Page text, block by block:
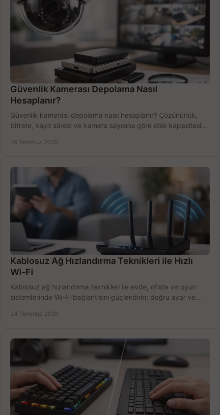
Güvenlik Kamerası Depolama Nasıl
Hesaplanır?
Güvenlik kamerası depolama nasıl hesaplanır? Çözünürlük,
bitrate, kayıt süresi ve kamera sayısına göre disk kapasitesini
26 Temmuz 2026
Kablosuz Ağ Hızlandırma Teknikleri ile Hızlı
Wi-Fi
Kablosuz ağ hızlandırma teknikleri ile evde, ofiste ve oyun
sistemlerinde Wi-Fi bağlantısını güçlendirin; doğru ayar ve
24 Temmuz 2026